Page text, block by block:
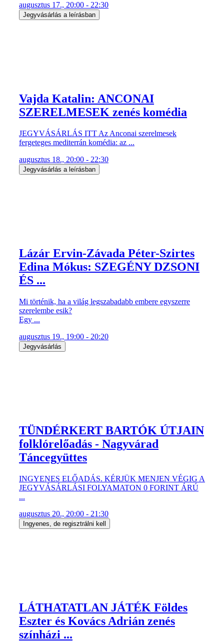
augusztus 17., 20:00 - 22:30
Jegyvásárlás a leírásban
Vajda Katalin: ANCONAI
SZERELMESEK zenés komédia
JEGYVÁSÁRLÁS ITT Az Anconai szerelmesek
fergeteges mediterrán komédia: az ...
augusztus 18., 20:00 - 22:30
Jegyvásárlás a leírásban
Lázár Ervin-Závada Péter-Szirtes
Edina Mókus: SZEGÉNY DZSONI
ÉS ...
Mi történik, ha a világ legszabadabb embere egyszerre
szerelembe esik?
Egy ...
augusztus 19., 19:00 - 20:20
Jegyvásárlás
TÜNDÉRKERT BARTÓK ÚTJAIN
folklórelőadás - Nagyvárad
Táncegyüttes
INGYENES ELŐADÁS. KÉRJÜK MENJEN VÉGIG A
JEGYVÁSÁRLÁSI FOLYAMATON 0 FORINT ÁRÚ
...
augusztus 20., 20:00 - 21:30
Ingyenes, de regisztrálni kell
LÁTHATATLAN JÁTÉK Földes
Eszter és Kovács Adrián zenés
színházi ...